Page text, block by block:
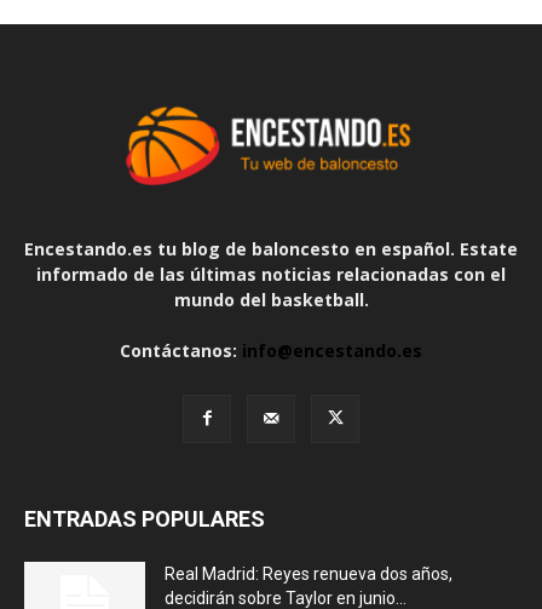
Encestando.es tu blog de baloncesto en español. Estate
informado de las últimas noticias relacionadas con el
mundo del basketball.
Contáctanos: info@encestando.es
ENTRADAS POPULARES
Real Madrid: Reyes renueva dos años,
decidirán sobre Taylor en junio...